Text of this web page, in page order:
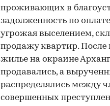
проживающих в
задолженность по
угрожая выселением,
продажу квартир. После
жилье на окраине
продавались, а
распределялись между
совершенных